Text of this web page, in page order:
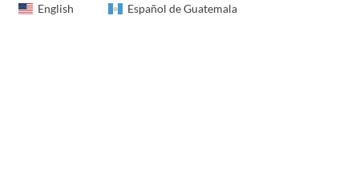
English Español de Guatemala